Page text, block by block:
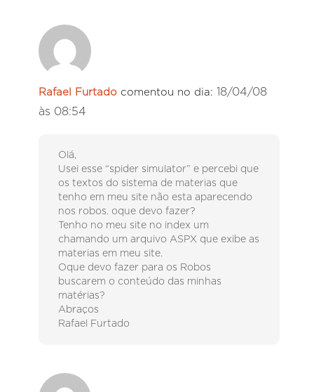
Rafael Furtado comentou no dia: 18/04/08
às 08:54
Olá,
Usei esse “spider simulator” e percebi que
os textos do sistema de materias que
tenho em meu site não esta aparecendo
nos robos. oque devo fazer?
Tenho no meu site no index um
chamando um arquivo ASPX que exibe as
materias em meu site.
Oque devo fazer para os Robos
buscarem o conteúdo das minhas
matérias?
Abraços
Rafael Furtado